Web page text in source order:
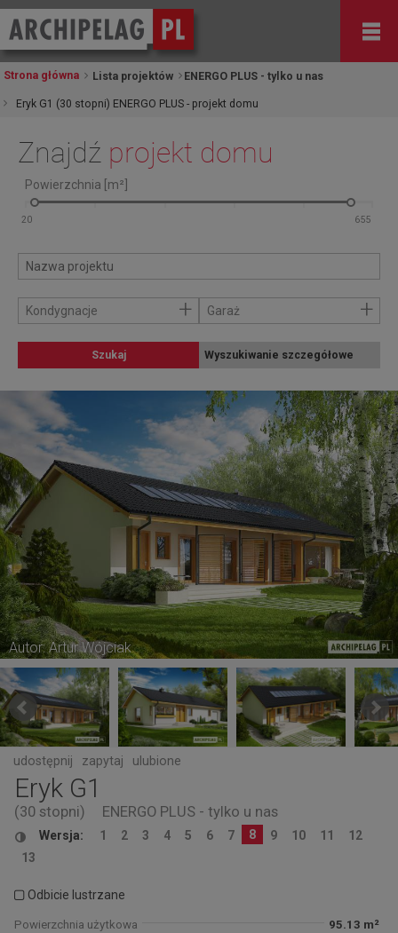
Strona główna Lista projektów ENERGO PLUS - tylko u nas
Eryk G1 (30 stopni) ENERGO PLUS - projekt domu
Znajdź projekt domu
Powierzchnia [m²]
Kondygnacje + Garaż +
Szukaj Wyszukiwanie szczegółowe
Autor: Artur Wójciak
udostępnij zapytaj ulubione
Eryk G1
(30 stopni) ENERGO PLUS - tylko u nas
Wersja: 1 2 3 4 5 6 7 8 9 10 11
12
13
Odbicie lustrzane
Powierzchnia użytkowa
95.13 m²